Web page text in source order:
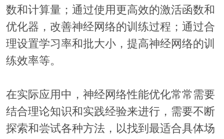
数和计算量；通过使用更高效的激活函数和
优化器，改善神经网络的训练过程；通过合
理设置学习率和批大小，提高神经网络的训
练效率等。
在实际应用中，神经网络性能优化常常需要
结合理论知识和实践经验来进行，需要不断
探索和尝试各种方法，以找到最适合具体场